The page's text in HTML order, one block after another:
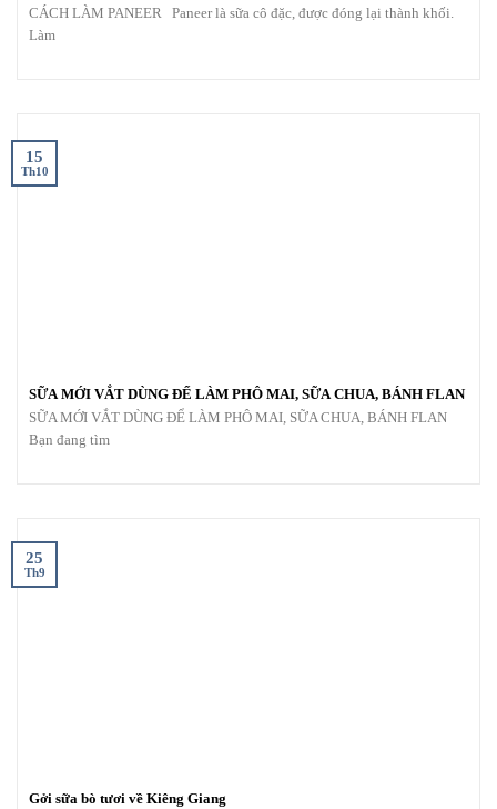
CÁCH LÀM PANEER Paneer là sữa cô đặc, được đóng lại thành khối.
Làm
SỮA MỚI VẮT DÙNG ĐỂ LÀM PHÔ MAI, SỮA CHUA, BÁNH FLAN
SỮA MỚI VẮT DÙNG ĐỂ LÀM PHÔ MAI, SỮA CHUA, BÁNH FLAN
Bạn đang tìm
15
Th10
Gởi sữa bò tươi về Kiêng Giang
25
Th9